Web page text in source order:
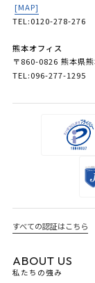
[MAP]
TEL:0120-278-276
熊本オフィス
〒860-0826 熊本県
TEL:096-277-1295
すべての認証はこちら
ABOUT US
私たちの強み